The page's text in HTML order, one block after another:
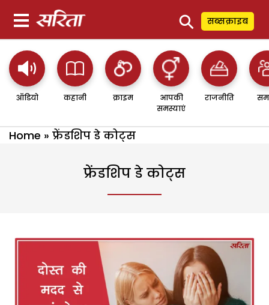
⚲ सब्सक्राइब
ऑडियो कहानी क्राइम
आपकी
समस्याएं
राजनीति
Home » फ्रेंडशिप डे कोट्स
फ्रेंडशिप डे कोट्स